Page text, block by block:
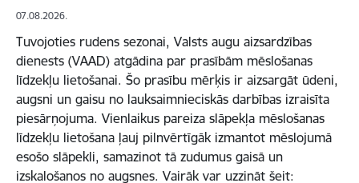
07.08.2026.
Tuvojoties rudens sezonai, Valsts augu aizsardzības
dienests (VAAD) atgādina par prasībām mēslošanas
līdzekļu lietošanai. Šo prasību mērķis ir aizsargāt ūdeni,
augsni un gaisu no lauksaimnieciskās darbības izraisīta
piesārņojuma. Vienlaikus pareiza slāpekļa mēslošanas
līdzekļu lietošana ļauj pilnvērtīgāk izmantot mēslojumā
esošo slāpekli, samazinot tā zudumus gaisā un
izskalošanos no augsnes. Vairāk var uzzināt šeit: